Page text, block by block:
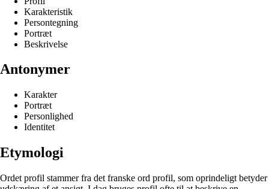
Karakteristik
Persontegning
Portræt
Beskrivelse
Antonymer
Karakter
Portræt
Personlighed
Identitet
Etymologi
Ordet profil stammer fra det franske ord profil, som oprindeligt betyder